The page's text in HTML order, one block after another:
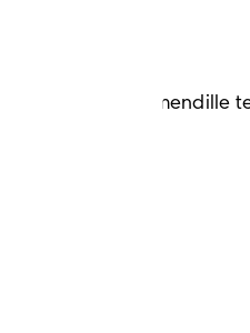
gibi nazik bir mendille
koyun. Renkli
ayarlayın; bebek bezi